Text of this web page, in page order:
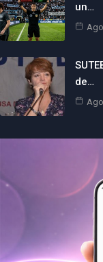
un…
de…